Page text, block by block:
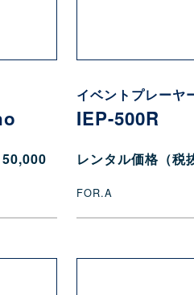
イベントプレーヤ
IEP-500R
レンタル価格（税
FOR.A